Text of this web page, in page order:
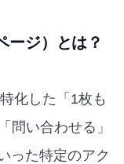
ージ）とは？
化した「1枚も
問い合わせる」
った特定のアク